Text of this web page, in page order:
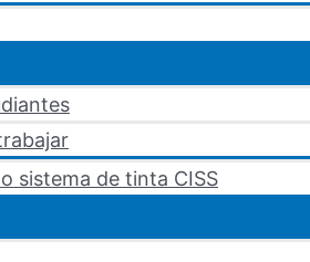
sistema de tinta CISS